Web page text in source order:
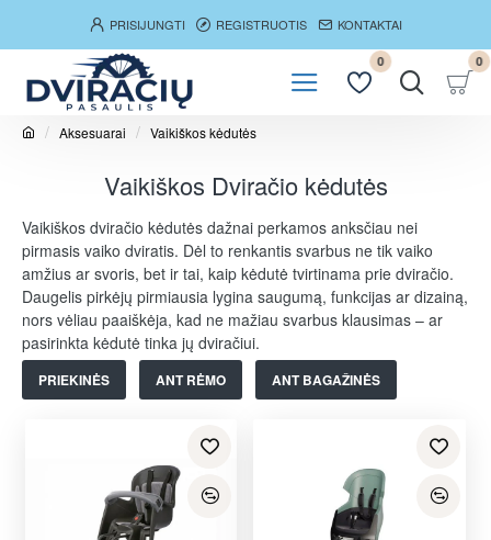
PRISIJUNGTI REGISTRUOTIS KONTAKTAI
0 0
Aksesuarai Vaikiškos kėdutės
Vaikiškos Dviračio kėdutės
Vaikiškos dviračio kėdutės dažnai perkamos anksčiau nei
pirmasis vaiko dviratis. Dėl to renkantis svarbus ne tik vaiko
amžius ar svoris, bet ir tai, kaip kėdutė tvirtinama prie dviračio.
Daugelis pirkėjų pirmiausia lygina saugumą, funkcijas ar dizainą,
nors vėliau paaiškėja, kad ne mažiau svarbus klausimas – ar
pasirinkta kėdutė tinka jų dviračiui.
PRIEKINĖS ANT RĖMO ANT BAGAŽINĖS